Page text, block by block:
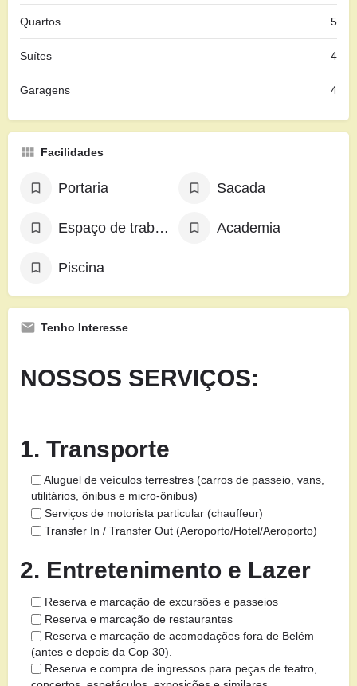
Quartos 5
Suítes 4
Garagens 4
Facilidades
Portaria Sacada
Espaço de trabalho exclusivo Academia
Piscina
Tenho Interesse
NOSSOS SERVIÇOS:
1. Transporte
Aluguel de veículos terrestres (carros de passeio, vans,
utilitários, ônibus e micro-ônibus)
Serviços de motorista particular (chauffeur)
Transfer In / Transfer Out (Aeroporto/Hotel/Aeroporto)
2. Entretenimento e Lazer
Reserva e marcação de excursões e passeios
Reserva e marcação de restaurantes
Reserva e marcação de acomodações fora de Belém
(antes e depois da Cop 30).
Reserva e compra de ingressos para peças de teatro,